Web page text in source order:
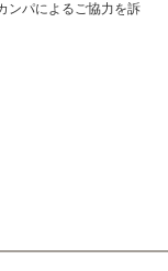
ンパによるご協力を訴